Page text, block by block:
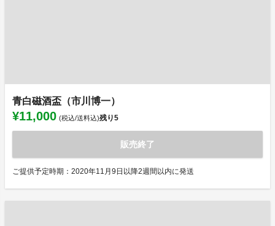
青白磁酒盃（市川博一）
¥11,000 (税込/送料込)残り5
販売終了
ご提供予定時期：2020年11月9日以降2週間以内に発送